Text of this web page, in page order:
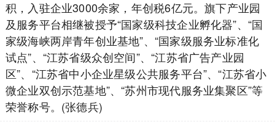
积，入驻企业3000余家，年创税6亿元。旗下产业园
及服务平台相继被授予“国家级科技企业孵化器”、“国
家级海峡两岸青年创业基地”、“国家级服务业标准化
试点”、“江苏省级众创空间”、“江苏省广告产业园
区”、“江苏省中小企业星级公共服务平台”、“江苏省小
微企业双创示范基地”、“苏州市现代服务业集聚区”等
荣誉称号。(张德兵)